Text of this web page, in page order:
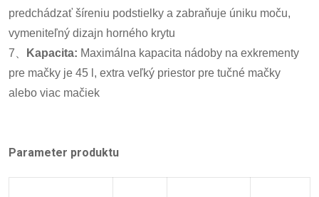
predchádzať šíreniu podstielky a zabraňuje úniku moču,
vymeniteľný dizajn horného krytu
7、
Kapacita: Maximálna kapacita nádoby na exkrementy
pre mačky je 45 l, extra veľký priestor pre tučné mačky
alebo viac mačiek
Parameter produktu